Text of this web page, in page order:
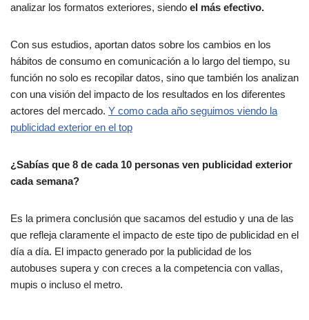
analizar los formatos exteriores, siendo el más efectivo.
Con sus estudios, aportan datos sobre los cambios en los
hábitos de consumo en comunicación a lo largo del tiempo, su
función no solo es recopilar datos, sino que también los analizan
con una visión del impacto de los resultados en los diferentes
actores del mercado. Y como cada año seguimos viendo la
publicidad exterior en el top
¿Sabías que 8 de cada 10 personas ven publicidad exterior
cada semana?
Es la primera conclusión que sacamos del estudio y una de las
que refleja claramente el impacto de este tipo de publicidad en el
día a día. El impacto generado por la publicidad de los
autobuses supera y con creces a la competencia con vallas,
mupis o incluso el metro.